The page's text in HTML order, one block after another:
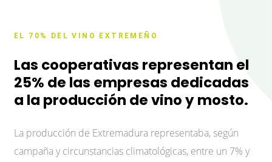
EL 70% DEL VINO EXTREMEÑO
Las cooperativas representan el
25% de las empresas dedicadas
a la producción de vino y mosto.
La producción de Extremadura representaba, según
campaña y circunstancias climatológicas, entre un 7% y